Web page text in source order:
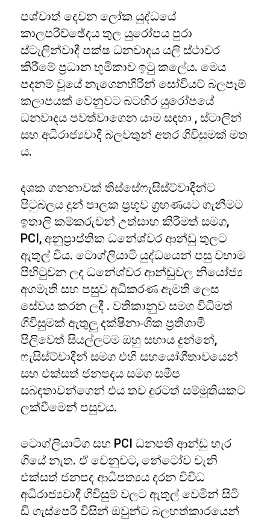
පශ්චාත් දෙවන ලෝක යුද්ධයේ
කාලපරිච්ඡේදය තුල යුරෝපය පුරා
ස්ටැලින්වාදී පක්ෂ ධනවාදය යලි ස්ථාවර
කිරීමේ ප්‍රධාන භූමිකාව ඉටු කලේය. මෙය
පදනම් වූයේ නැගෙනහිරින් සෝවියට් බලපෑම්
කලාපයක් වෙනුවට බටහිර යුරෝපයේ
ධනවාදය පවත්වාගෙන යාම සඳහා , ස්ටාලින්
සහ අධිරාජ්‍යවාදී බලවතුන් අතර ගිවිසුමක් මත
ය.
දශක ගනනාවක් තිස්සේෆැසිස්ට්වාදීන්ට
පිටුබලය දුන් පාලක ප්‍රභූව ග්‍රහණයට ගැනීමට
ඉතාලි කම්කරුවන් උත්සාහ කිරීමත් සමග,
PCI, අනුප්‍රාප්තික ධනේශ්වර ආන්ඩු තුලට
ඇතුල් විය. ටොග්ලියාටි යුද්ධයෙන් පසු වහාම
පිහිටුවන ලද ධනේශ්වර ආන්ඩුවල නියෝජ්‍ය
අගමැති සහ පසුව අධිකරණ ඇමති ලෙස
සේවය කරන ලදී . වතිකානුව සමග විධිමත්
ගිවිසුමක් ඇතුලු දක්ෂිනාංශික ප්‍රතිගාමී
පිලිවෙත් සියල්ලටම ඔහු සහාය දුන්නේ,
ෆැසිස්ට්වාදීන් සමග එහි සහයෝගීතාවයෙන්
සහ එක්සත් ජනපදය සමග සමීප
සබඳතාවන්ගෙන් එය තව දුරටත් සම්මුතියකට
ලක්වීමෙන් පසුවය.
ටොග්ලියාටිග සහ PCI ධනපති ආන්ඩු හැර
ගියේ නැත. ඒ වෙනුවට, නේටෝව වැනි
එක්සත් ජනපද ආධිපත්‍යය දරන විවිධ
අධිරාජ්‍යවාදී ගිවිසුම් වලට ඇතුල් වෙමින් සිටි
ඩි ගැස්පෙරි විසින් ඔවුන්ට බලහත්කාරයෙන්